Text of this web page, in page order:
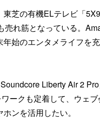
芝の有機ELテレビ「
売れ筋となっている。
始のエンタメライフを
Liberty Air 2
ークも定着して、ウェブ
ンを活用したい。